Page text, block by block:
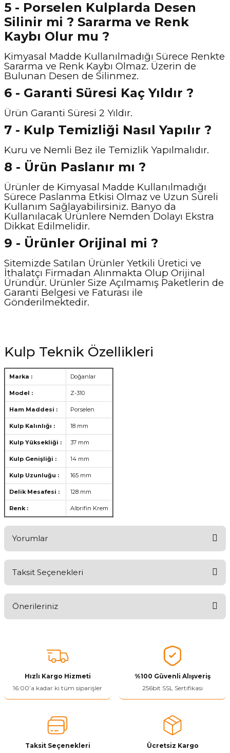
5 - Porselen Kulplarda Desen
Silinir mi ? Sararma ve Renk
Kaybı Olur mu ?
Kimyasal Madde Kullanılmadığı Sürece Renkte
Sararma ve Renk Kaybı Olmaz. Üzerin de
Bulunan Desen de Silinmez.
6 - Garanti Süresi Kaç Yıldır ?
Ürün Garanti Süresi 2 Yıldır.
7 - Kulp Temizliği Nasıl Yapılır ?
Kuru ve Nemli Bez ile Temizlik Yapılmalıdır.
8 - Ürün Paslanır mı ?
Ürünler de Kimyasal Madde Kullanılmadığı
Sürece Paslanma Etkisi Olmaz ve Uzun Süreli
Kullanım Sağlayabilirsiniz. Banyo da
Kullanılacak Ürünlere Nemden Dolayı Ekstra
Dikkat Edilmelidir.
9 - Ürünler Orijinal mi ?
Sitemizde Satılan Ürünler Yetkili Üretici ve
İthalatçı Firmadan Alınmakta Olup Orijinal
Üründür. Ürünler Size Açılmamış Paketlerin de
Garanti Belgesi ve Faturası ile
Gönderilmektedir.
Kulp Teknik Özellikleri
Marka : Doğanlar
Model : Z-310
Ham Maddesi : Porselen
Kulp Kalınlığı : 18 mm
Kulp Yüksekliği : 37 mm
Kulp Genişliği : 14 mm
Kulp Uzunluğu : 165 mm
Delik Mesafesi : 128 mm
Renk : Albrifin Krem
Yorumlar
Taksit Seçenekleri
Önerileriniz
tarafımıza iletebilirsiniz.
Görüş ve önerileriniz için teşekkür ederiz.
Ürün resmi kalitesiz, bozuk veya görüntülenemiyor.
Ürün bilgilerinde hatalar bulunuyor.
Ürün fiyatı diğer sitelerden daha pahalı.
Bu ürüne benzer farklı alternatifler olmalı.
Hızlı Kargo Hizmeti
16:00’a kadar ki tüm siparişler
%100 Güvenli Alışveriş
256bit SSL Sertifikası
Taksit Seçenekleri
Ücretsiz Kargo